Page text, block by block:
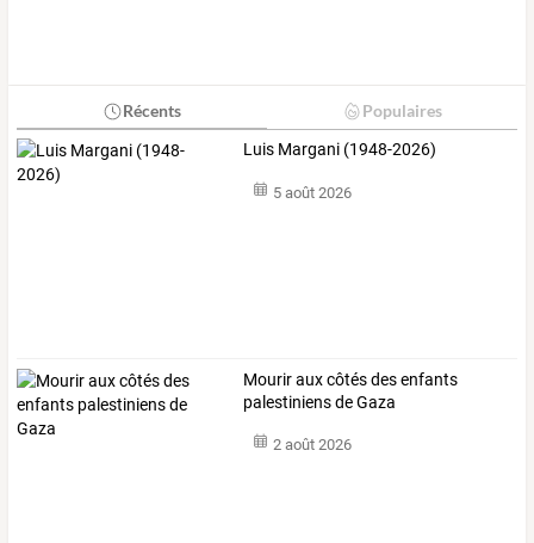
Récents Populaires
Luis Margani (1948-2026)
5 août 2026
Mourir aux côtés des enfants
palestiniens de Gaza
2 août 2026